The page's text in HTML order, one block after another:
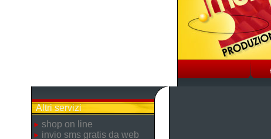
Altri servizi
shop on line
invio sms gratis da web